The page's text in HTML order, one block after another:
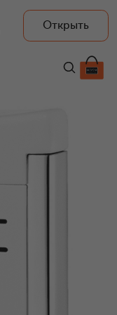
Открыть